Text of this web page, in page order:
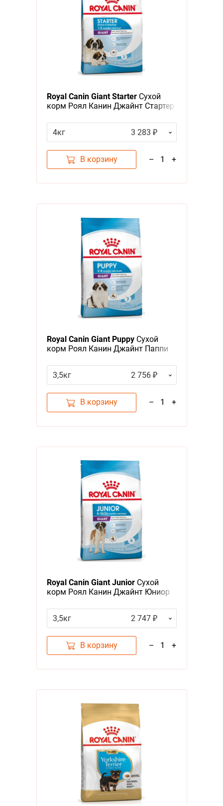
Royal Canin Giant StarterСухой
корм Роял Канин Джайнт Стартер
возрасте до 2 месяцев
4кг 3 283 ₽
В корзину – 1 +
Royal Canin Giant PuppyСухой
корм Роял Канин Джайнт Паппи
возрасте от 2 до 8 месяцев
3,5кг 2 756 ₽
В корзину – 1 +
Royal Canin Giant JuniorСухой
корм Роял Канин Джайнт Юниор
возрасте от 8 месяцев до 2 лет
3,5кг 2 747 ₽
В корзину – 1 +